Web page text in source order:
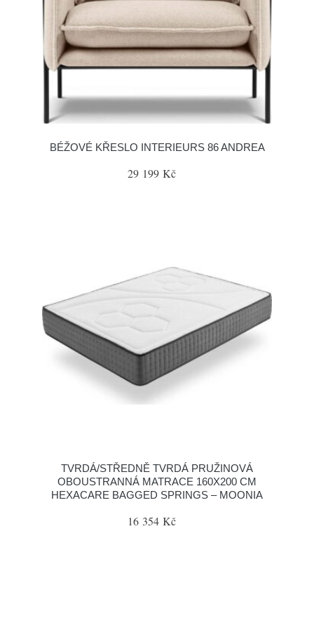
BÉŽOVÉ KŘESLO INTERIEURS 86 ANDREA
29 199 Kč
TVRDÁ/STŘEDNĚ TVRDÁ PRUŽINOVÁ
OBOUSTRANNÁ MATRACE 160X200 CM
HEXACARE BAGGED SPRINGS – MOONIA
16 354 Kč